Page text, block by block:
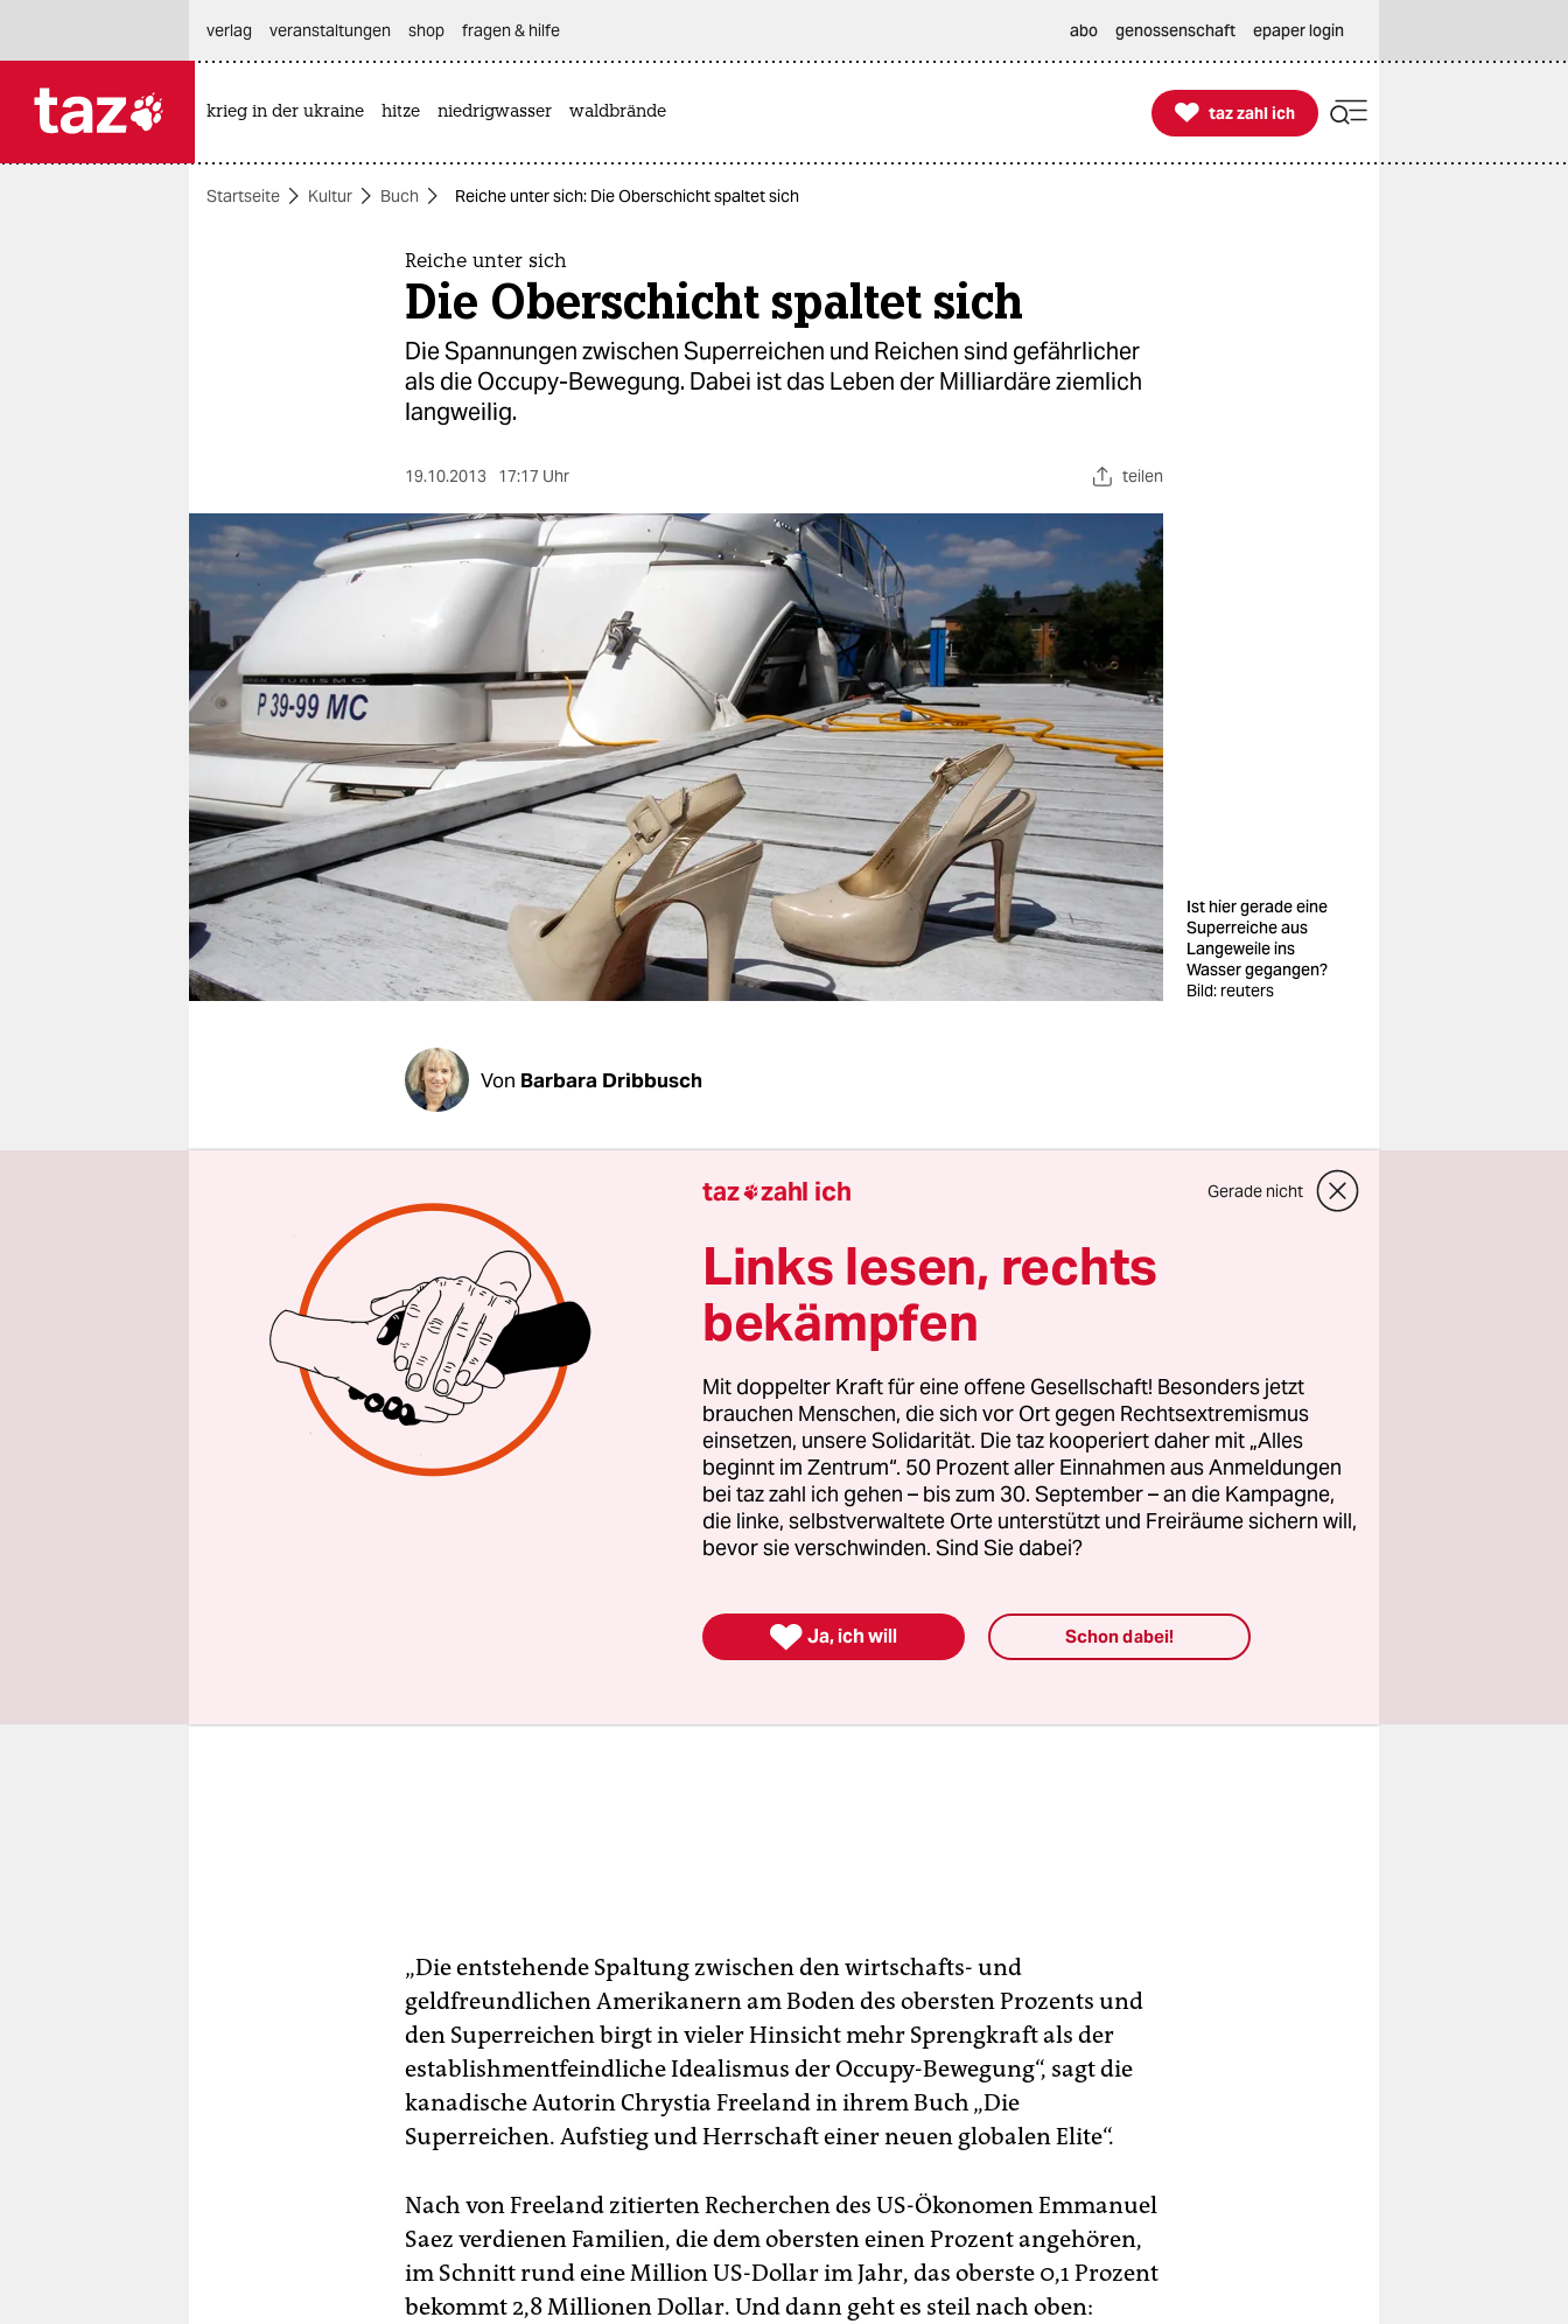
themen
berlin
nord
wahrheit
verlag
verlag
veranstaltungen
shop
fragen & hilfe
unterstützen
abo
genossenschaft
verlag
veranstaltungen shop fragen & hilfe abo genossenschaft epaper login
krieg in der ukraine hitze niedrigwasser waldbrände 
taz zahl ich
taz zahl ich
Startseite Kultur Buch Reiche unter sich: Die Oberschicht spaltet sich
Reiche unter sich
Die Oberschicht spaltet sich
Die Spannungen zwischen Superreichen und Reichen sind gefährlicher
als die Occupy-Bewegung. Dabei ist das Leben der Milliardäre ziemlich
langweilig.
19.10.2013 17:17 Uhr teilen
Ist hier gerade eine
Superreiche aus
Langeweile ins
Wasser gegangen?
Bild: reuters
Von Barbara Dribbusch
Die Reichen, das muss man auch mal verstehen, haben so ihre eigenen
Probleme. Zum Beispiel dass andere noch reicher sind. Superreich. Die
Reichen fliegen 1. Klasse, die Superreichen besitzen einen Learjet 60XR
samt Crew.
Die Reichen haben eine Stadtwohnung und ein Landhaus, die
Superreichen besitzen ein Penthouse in New York, eine Wohnung in
London und ein Schlösschen an der Loire. Die Reichen spenden an
irgendwelche Organisationen, die Superreichen gründen gleich selbst
eine Namensstiftung mit einer Milliarde US-Dollar Kapital.
„Die entstehende Spaltung zwischen den wirtschafts- und
geldfreundlichen Amerikanern am Boden des obersten Prozents und
den Superreichen birgt in vieler Hinsicht mehr Sprengkraft als der
establishmentfeindliche Idealismus der Occupy-Bewegung“, sagt die
kanadische Autorin Chrystia Freeland in ihrem Buch „Die
Superreichen. Aufstieg und Herrschaft einer neuen globalen Elite“.
Nach von Freeland zitierten Recherchen des US-Ökonomen Emmanuel
Saez verdienen Familien, die dem obersten einen Prozent angehören,
im Schnitt rund eine Million US-Dollar im Jahr, das oberste 0,1 Prozent
bekommt 2,8 Millionen Dollar. Und dann geht es steil nach oben:
taz zahl ich Gerade nicht
Links lesen, rechts
bekämpfen
Mit doppelter Kraft für eine offene Gesellschaft! Besonders jetzt
brauchen Menschen, die sich vor Ort gegen Rechtsextremismus
einsetzen, unsere Solidarität. Die taz kooperiert daher mit „Alles
beginnt im Zentrum“. 50 Prozent aller Einnahmen aus Anmeldungen
bei taz zahl ich gehen – bis zum 30. September – an die Kampagne,
die linke, selbstverwaltete Orte unterstützt und Freiräume sichern will,
bevor sie verschwinden. Sind Sie dabei?
 Ja, ich will Schon dabei!